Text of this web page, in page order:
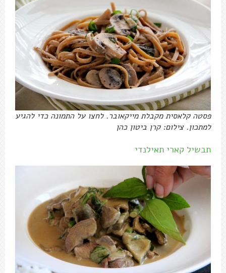
פסטה קלאסית מקבלת מייקאובר. לחצו על התמונה כדי להגיע
למתכון. צילום: קרן ביטון כהן
תבשיל קארי תאילנדי